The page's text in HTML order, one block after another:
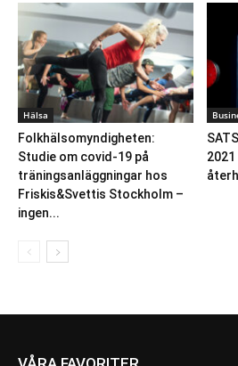
Hälsa
Folkhälsomyndigheten:
Studie om covid-19 på
träningsanläggningar hos
Friskis&Svettis Stockholm –
ingen...